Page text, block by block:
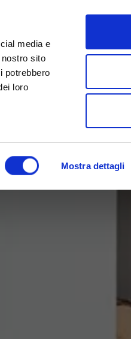
media e
sito
potrebbero
loro
Mostra dettagli